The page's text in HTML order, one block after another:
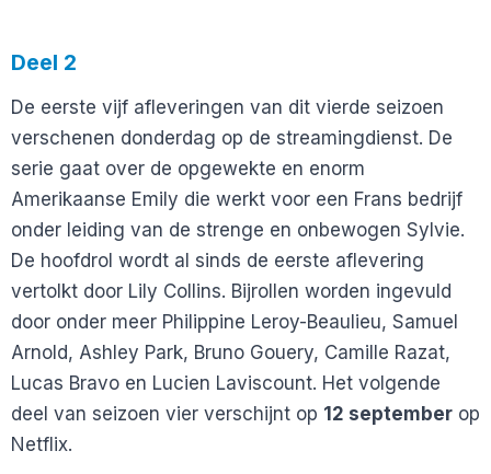
Deel 2
De eerste vijf afleveringen van dit vierde seizoen
verschenen donderdag op de streamingdienst. De
serie gaat over de opgewekte en enorm
Amerikaanse Emily die werkt voor een Frans bedrijf
onder leiding van de strenge en onbewogen Sylvie.
De hoofdrol wordt al sinds de eerste aflevering
vertolkt door Lily Collins. Bijrollen worden ingevuld
door onder meer Philippine Leroy-Beaulieu, Samuel
Arnold, Ashley Park, Bruno Gouery, Camille Razat,
Lucas Bravo en Lucien Laviscount. Het volgende
deel van seizoen vier verschijnt op 12 september op
Netflix.